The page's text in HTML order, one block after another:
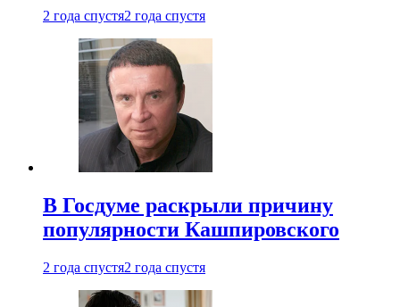
2 года спустя2 года спустя
В Госдуме раскрыли причину
популярности Кашпировского
2 года спустя2 года спустя